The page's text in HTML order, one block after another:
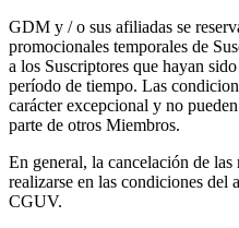
GDM y / o sus afiliadas se
promocionales temporales de
a los Suscriptores que hayan
período de tiempo. Las
carácter excepcional y no
parte de otros Miembros.
En general, la cancelación de
realizarse en las condiciones
CGUV.